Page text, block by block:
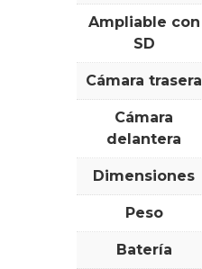
Ampliable con
SD
Cámara trasera
Cámara
delantera
Dimensiones
Peso
Batería